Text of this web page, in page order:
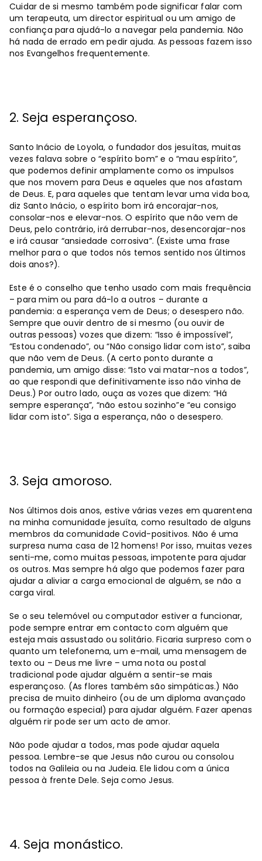
Cuidar de si mesmo também pode significar falar com
um terapeuta, um director espiritual ou um amigo de
confiança para ajudá-lo a navegar pela pandemia. Não
há nada de errado em pedir ajuda. As pessoas fazem isso
nos Evangelhos frequentemente.
2. Seja esperançoso.
Santo Inácio de Loyola, o fundador dos jesuítas, muitas
vezes falava sobre o “espírito bom” e o “mau espírito”,
que podemos definir amplamente como os impulsos
que nos movem para Deus e aqueles que nos afastam
de Deus. E, para aqueles que tentam levar uma vida boa,
diz Santo Inácio, o espírito bom irá encorajar-nos,
consolar-nos e elevar-nos. O espírito que não vem de
Deus, pelo contrário, irá derrubar-nos, desencorajar-nos
e irá causar “ansiedade corrosiva”. (Existe uma frase
melhor para o que todos nós temos sentido nos últimos
dois anos?).
Este é o conselho que tenho usado com mais frequência
– para mim ou para dá-lo a outros – durante a
pandemia: a esperança vem de Deus; o desespero não.
Sempre que ouvir dentro de si mesmo (ou ouvir de
outras pessoas) vozes que dizem: “Isso é impossível”,
“Estou condenado”, ou “Não consigo lidar com isto”, saiba
que não vem de Deus. (A certo ponto durante a
pandemia, um amigo disse: “Isto vai matar-nos a todos”,
ao que respondi que definitivamente isso não vinha de
Deus.) Por outro lado, ouça as vozes que dizem: “Há
sempre esperança”, “não estou sozinho”e “eu consigo
lidar com isto”. Siga a esperança, não o desespero.
3. Seja amoroso.
Nos últimos dois anos, estive várias vezes em quarentena
na minha comunidade jesuíta, como resultado de alguns
membros da comunidade Covid-positivos. Não é uma
surpresa numa casa de 12 homens! Por isso, muitas vezes
senti-me, como muitas pessoas, impotente para ajudar
os outros. Mas sempre há algo que podemos fazer para
ajudar a aliviar a carga emocional de alguém, se não a
carga viral.
Se o seu telemóvel ou computador estiver a funcionar,
pode sempre entrar em contacto com alguém que
esteja mais assustado ou solitário. Ficaria surpreso com o
quanto um telefonema, um e-mail, uma mensagem de
texto ou – Deus me livre – uma nota ou postal
tradicional pode ajudar alguém a sentir-se mais
esperançoso. (As flores também são simpáticas.) Não
precisa de muito dinheiro (ou de um diploma avançado
ou formação especial) para ajudar alguém. Fazer apenas
alguém rir pode ser um acto de amor.
Não pode ajudar a todos, mas pode ajudar aquela
pessoa. Lembre-se que Jesus não curou ou consolou
todos na Galileia ou na Judeia. Ele lidou com a única
pessoa à frente Dele. Seja como Jesus.
4. Seja monástico.